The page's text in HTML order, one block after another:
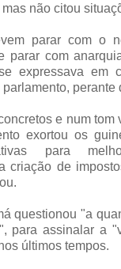
não citou
parar com o
parar com
expressava em
perante
e num tom
exortou os
para
criação de
questionou "a
para assinalar a
últimos tempos.